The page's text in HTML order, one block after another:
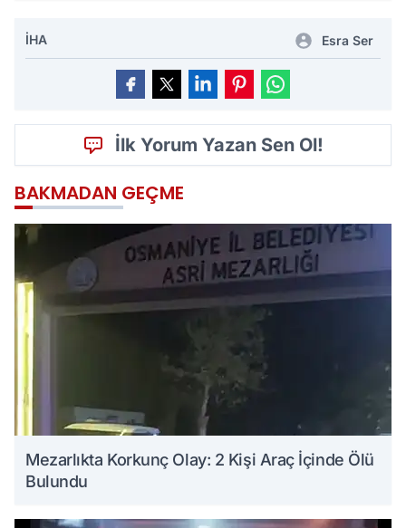
İHA Esra Ser
İlk Yorum Yazan Sen Ol!
BAKMADAN GEÇME
Mezarlıkta Korkunç Olay: 2 Kişi Araç İçinde Ölü
Bulundu